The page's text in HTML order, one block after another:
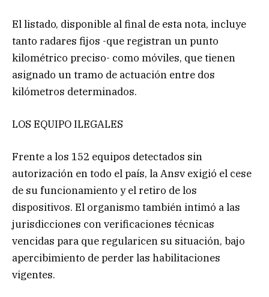
El listado, disponible al final de esta nota, incluye
tanto radares fijos -que registran un punto
kilométrico preciso- como móviles, que tienen
asignado un tramo de actuación entre dos
kilómetros determinados.
LOS EQUIPO ILEGALES
Frente a los 152 equipos detectados sin
autorización en todo el país, la Ansv exigió el cese
de su funcionamiento y el retiro de los
dispositivos. El organismo también intimó a las
jurisdicciones con verificaciones técnicas
vencidas para que regularicen su situación, bajo
apercibimiento de perder las habilitaciones
vigentes.